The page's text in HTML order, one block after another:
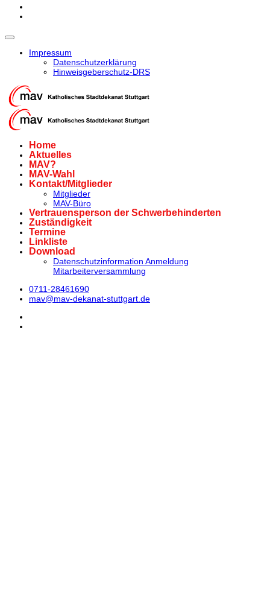
Impressum
Datenschutzerklärung
Hinweisgeberschutz-DRS
Home
Aktuelles
MAV?
MAV-Wahl
Kontakt/Mitglieder
Mitglieder
MAV-Büro
Vertrauensperson der Schwerbehinderten
Zuständigkeit
Termine
Linkliste
Download
Datenschutzinformation Anmeldung
Mitarbeiterversammlung
0711-28461690
mav@mav-dekanat-stuttgart.de